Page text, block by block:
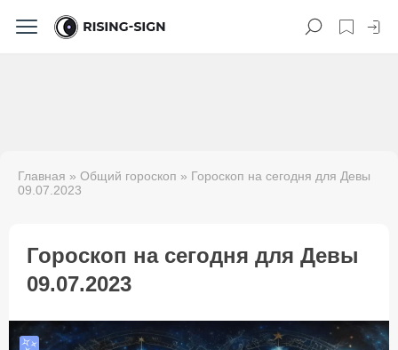
Главная » Общий гороскоп » Гороскоп на сегодня для Девы
09.07.2023
Гороскоп на сегодня для Девы
09.07.2023